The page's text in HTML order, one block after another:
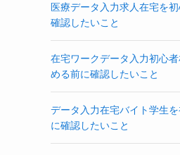
医療データ入力求人在宅を
確認したいこと
在宅ワークデータ入力初心
める前に確認したいこと
データ入力在宅バイト学生
に確認したいこと